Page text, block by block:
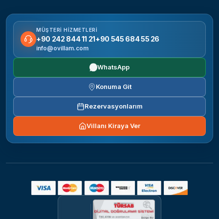
MÜŞTERI HIZMETLERI
+90 242 844 11 21+90 545 684 55 26
info@ovillam.com
WhatsApp
Konuma Git
Rezervasyonlarım
Villanı Kiraya Ver